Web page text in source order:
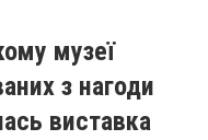
музеї
з нагоди
виставка